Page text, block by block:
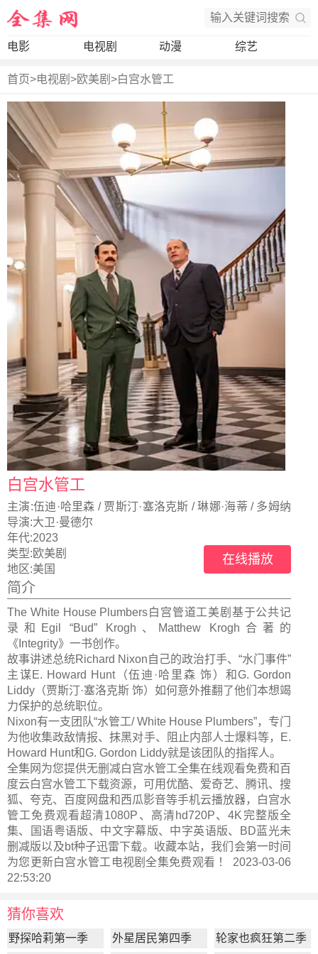
电影 电视剧 动漫 综艺
首页>电视剧 >欧美剧 >白宫水管工
白宫水管工
主演:伍迪·哈里森 / 贾斯汀·塞洛克斯 / 琳娜·海蒂 / 多姆纳
尔·格里森 / 朱迪·格雷尔
导演:大卫·曼德尔
年代:2023
类型:欧美剧
地区:美国
在线播放
简介
The White House Plumbers白宫管道工美剧基于公共记
录和Egil “Bud” Krogh、Matthew Krogh合著的
《Integrity》一书创作。
故事讲述总统Richard Nixon自己的政治打手、“水门事件”
主谋E. Howard Hunt（伍迪·哈里森 饰）和G. Gordon
Liddy（贾斯汀·塞洛克斯 饰）如何意外推翻了他们本想竭
力保护的总统职位。
Nixon有一支团队“水管工/ White House Plumbers”，专门
为他收集政敌情报、抹黑对手、阻止内部人士爆料等，E.
Howard Hunt和G. Gordon Liddy就是该团队的指挥人。
全集网为您提供无删减白宫水管工全集在线观看免费和百
度云白宫水管工下载资源，可用优酷、爱奇艺、腾讯、搜
狐、夸克、百度网盘和西瓜影音等手机云播放器，白宫水
管工免费观看超清1080P、高清hd720P、4K完整版全
集、国语粤语版、中文字幕版、中字英语版、BD蓝光未
删减版以及bt种子迅雷下载。收藏本站，我们会第一时间
为您更新白宫水管工电视剧全集免费观看 ！ 2023-03-06
22:53:20
猜你喜欢
野探哈莉第一季 外星居民第四季 轮家也疯狂第二季